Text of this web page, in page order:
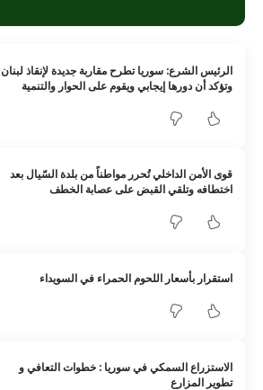
الرئيس الشرع: سوريا تطرح مقاربة جديدة لإنقاذ لبنان
وتؤكد أن دورها إيجابي ويقوم على الحوار والتنمية
قوى الأمن الداخلي تُحرر مواطناً من بلدة السّيال بعد
اختطافه وتلقي القبض على عصابة الخطف
استقرار بأسعار اللحوم الحمراء في السويداء
الاستزراع السمكي في سوريا : خطوات التعافي و
تطوير المزارع